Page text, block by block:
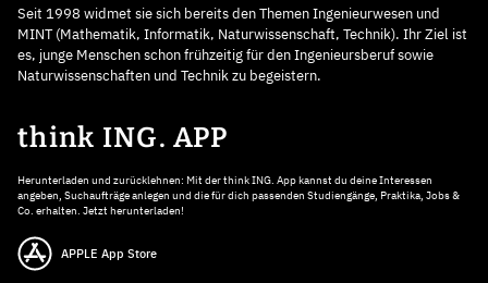
Seit 1998 widmet sie sich bereits den Themen Ingenieurwesen und
MINT (Mathematik, Informatik, Naturwissenschaft, Technik). Ihr Ziel ist
es, junge Menschen schon frühzeitig für den Ingenieursberuf sowie
Naturwissenschaften und Technik zu begeistern.
think ING. APP
Herunterladen und zurücklehnen: Mit der think ING. App kannst du deine Interessen
angeben, Suchaufträge anlegen und die für dich passenden Studiengänge, Praktika, Jobs &
Co. erhalten. Jetzt herunterladen!
APPLE App Store